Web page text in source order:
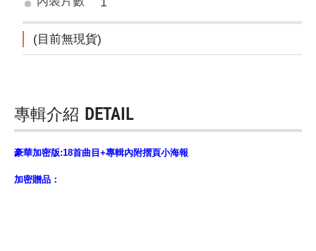
(目前無現貨)
專輯介紹 DETAIL
豪華加密版:18首曲目+專輯內附摺頁小海報
加密贈品：